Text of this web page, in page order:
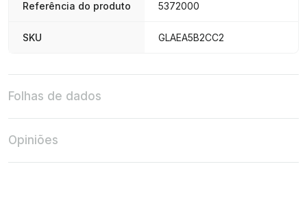
Referência do produto 5372000
SKU GLAEA5B2CC2
Folhas de dados
Opiniões